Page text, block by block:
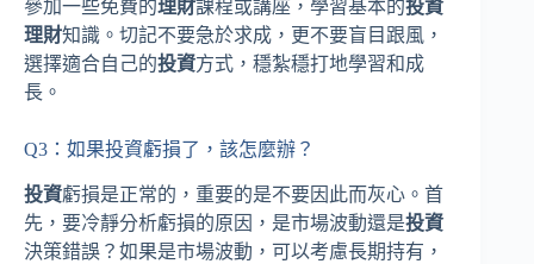
參加一些免費的理財課程或講座，學習基本的投資
理財知識。切記不要急於求成，更不要盲目跟風，
選擇適合自己的投資方式，穩紮穩打地學習和成
長。
Q3：如果投資虧損了，該怎麼辦？
投資虧損是正常的，重要的是不要因此而灰心。首
先，要冷靜分析虧損的原因，是市場波動還是投資
決策錯誤？如果是市場波動，可以考慮長期持有，